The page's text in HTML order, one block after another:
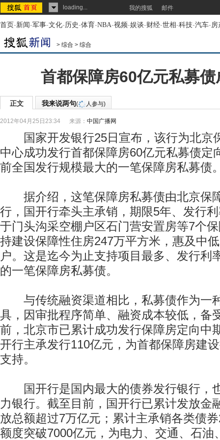
loading... 我的搜狐 邮件
首页-新闻-军事-文化-历史-体育-NBA-视频-娱谈-财经-世相-科技-汽车-房
> 综合 > 综合
首都保障房60亿元私募
正文 我来说两句( 人参与)
2012年04月25日23:34 来源： 中国广播网
国家开发银行25日宣布，该行为北京
中心成功发行首都保障房60亿元私募债定
前全国发行规模最大的一笔保障房私募债
据介绍，这笔保障房私募债由北京保
行，国开行牵头主承销，期限5年、发行
于门头沟采空棚户区石门营安置房等7个
持建设保障性住房247万平方米，惠及中
户。这是迄今为止支持项目最多、发行利
的一笔保障房私募债。
与传统融资渠道相比，私募债作为一
具，因审批程序简单、融资成本较低，备
前，北京市已累计成功发行保障房定向中
开行主承发行110亿元，为首都保障房建
支持。
国开行是国内最大的债券发行银行，
力银行。截至目前，国开行已累计发放金
放总额超过7万亿元；累计主承销各类债
额度突破7000亿元，为电力、交通、石油